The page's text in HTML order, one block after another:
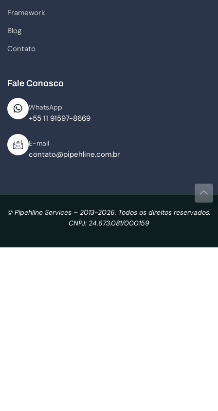
Framework
Blog
Contato
Fale Conosco
WhatsApp
+55 11 91597-8669
E-mail
contato@pipehline.com.br
© Pipehline Services – 2013-2026. Todos os direitos reservados.
CNPJ: 24.673.081/000159